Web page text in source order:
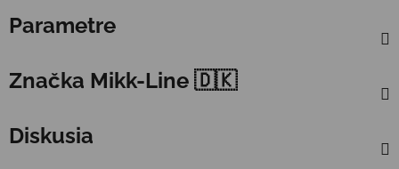
Parametre
Značka Mikk-Line 🇩🇰
Diskusia